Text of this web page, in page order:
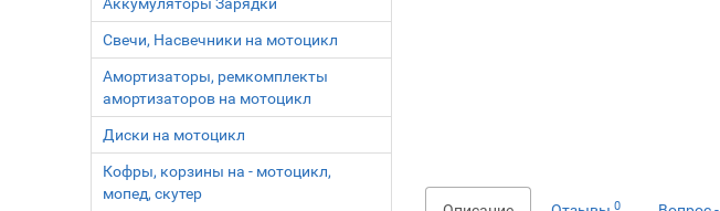
Свечи, Насвечники на мотоцикл
Амортизаторы, ремкомплекты
амортизаторов на мотоцикл
Диски на мотоцикл
Кофры, корзины на - мотоцикл,
мопед, скутер
0